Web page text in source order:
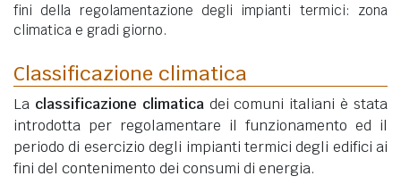
fini della regolamentazione degli impianti termici: zona
climatica e gradi giorno.
Classificazione climatica
La classificazione climaticadei comuni italiani è stata
introdotta per regolamentare il funzionamento ed il
periodo di esercizio degli impianti termici degli edifici ai
fini del contenimento dei consumi di energia.